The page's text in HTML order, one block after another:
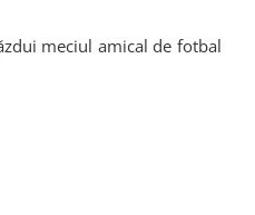
meciul amical de fotbal